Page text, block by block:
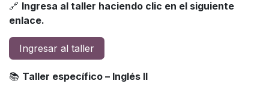
🔗 Ingresa al taller haciendo clic en el siguiente
enlace.
Ingresar al taller
📚 Taller específico – Inglés II